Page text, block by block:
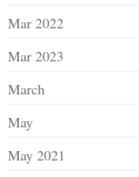
Mar 2022
Mar 2023
March
May
May 2021